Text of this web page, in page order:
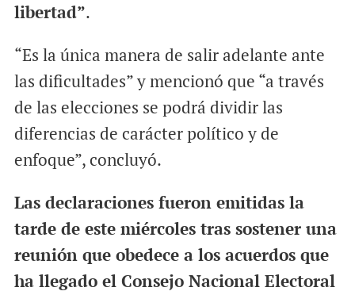
libertad”.
“Es la única manera de salir adelante ante
las dificultades” y mencionó que “a través
de las elecciones se podrá dividir las
diferencias de carácter político y de
enfoque”, concluyó.
Las declaraciones fueron emitidas la
tarde de este miércoles tras sostener una
reunión que obedece a los acuerdos que
ha llegado el Consejo Nacional Electoral